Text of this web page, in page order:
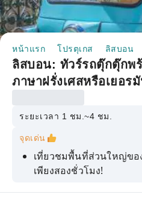
หน้าแรก โปรตุเกส ลิสบอน
ลิสบอน: ทัวร์รถตุ๊กตุ๊กพ
ภาษาฝรั่งเศสหรือเยอร
ระยะเวลา 1 ชม.~4 ชม.
จุดเด่น
เที่ยวชมพื้นที่ส่วนใหญ่ขอ
เพียงสองชั่วโมง!
ค้นพบสถานที่ท่องเที่ยวที่